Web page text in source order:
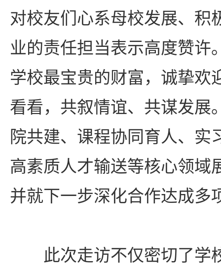
对校友们心系母校发展、积
业的责任担当表示高度赞许
学校最宝贵的财富，诚挚欢
看看，共叙情谊、共谋发展
院共建、课程协同育人、实
高素质人才输送等核心领域
并就下一步深化合作达成多
此次走访不仅密切了学